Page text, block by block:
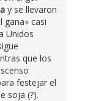
y se llevaron
gana» casi
Unidos
que los
festejar el
soja (?).